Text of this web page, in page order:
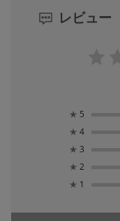
レビュー
★ 5
★ 4
★ 3
★ 2
★ 1